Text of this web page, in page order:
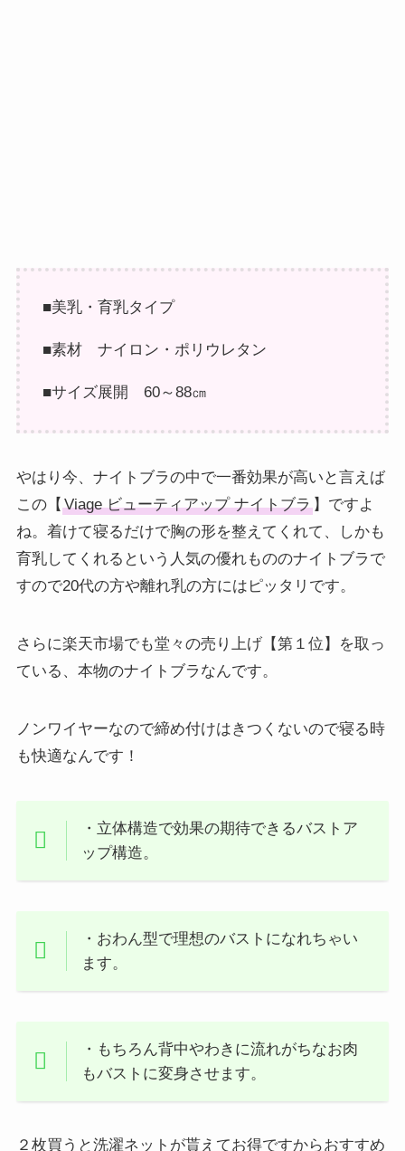
■美乳・育乳タイプ
■素材 ナイロン・ポリウレタン
■サイズ展開 60～88㎝
やはり今、ナイトブラの中で一番効果が高いと言えば
この【 Viage ビューティアップ ナイトブラ】ですよ
ね。着けて寝るだけで胸の形を整えてくれて、しかも
育乳してくれるという人気の優れもののナイトブラで
すので20代の方や離れ乳の方にはピッタリです。
さらに楽天市場でも堂々の売り上げ【第１位】を取っ
ている、本物のナイトブラなんです。
ノンワイヤーなので締め付けはきつくないので寝る時
も快適なんです！
・立体構造で効果の期待できるバストア
ップ構造。
・おわん型で理想のバストになれちゃい
ます。
・もちろん背中やわきに流れがちなお肉
もバストに変身させます。
２枚買うと洗濯ネットが貰えてお得ですからおすすめ